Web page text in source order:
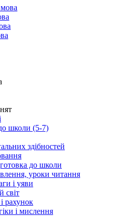
школи (5-7)
здібностей
до школи
уроки читання
і уяви
світ
рахунок
і мислення